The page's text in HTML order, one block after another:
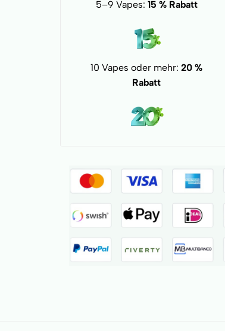
5–9 Vapes: 15 % Rabatt
10 Vapes oder mehr: 20 %
Rabatt